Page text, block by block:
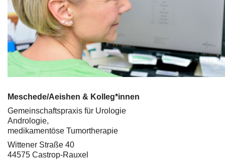
Meschede/Aeishen & Kolleg*innen
Gemeinschaftspraxis für Urologie
Andrologie,
medikamentöse Tumortherapie
Wittener Straße 40
44575 Castrop-Rauxel